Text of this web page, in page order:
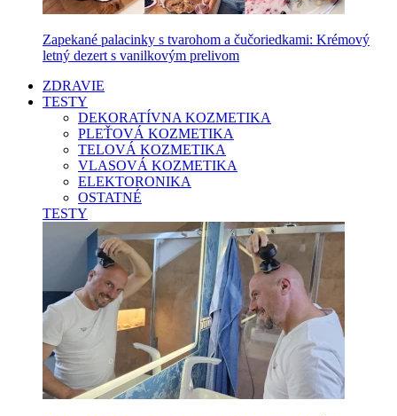
Zapekané palacinky s tvarohom a čučoriedkami: Krémový
letný dezert s vanilkovým prelivom
ZDRAVIE
TESTY
DEKORATÍVNA KOZMETIKA
PLEŤOVÁ KOZMETIKA
TELOVÁ KOZMETIKA
VLASOVÁ KOZMETIKA
ELEKTORONIKA
OSTATNÉ
TESTY